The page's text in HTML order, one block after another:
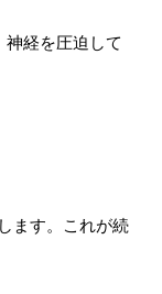
神経を圧迫して
ます。これが続